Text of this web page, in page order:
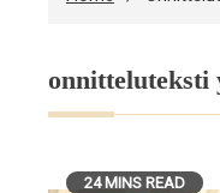
onnitteluteksti
24 MINS READ